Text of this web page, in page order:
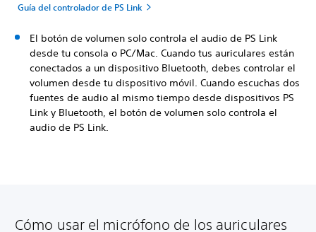
Guía del controlador de PS Link
El botón de volumen solo controla el audio de PS Link
desde tu consola o PC/Mac. Cuando tus auriculares están
conectados a un dispositivo Bluetooth, debes controlar el
volumen desde tu dispositivo móvil. Cuando escuchas dos
fuentes de audio al mismo tiempo desde dispositivos PS
Link y Bluetooth, el botón de volumen solo controla el
audio de PS Link.
Cómo usar el micrófono de los auriculares